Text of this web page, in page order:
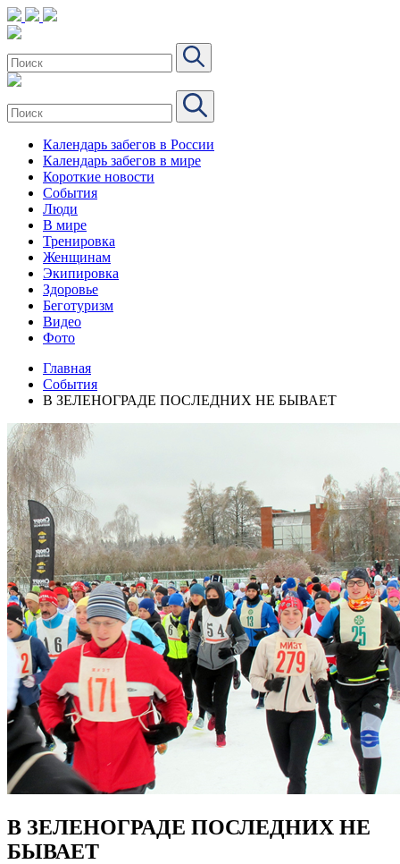
Календарь забегов в России
Календарь забегов в мире
Короткие новости
События
Люди
В мире
Тренировка
Женщинам
Экипировка
Здоровье
Беготуризм
Видео
Фото
Главная
События
В ЗЕЛЕНОГРАДЕ ПОСЛЕДНИХ НЕ БЫВАЕТ
В ЗЕЛЕНОГРАДЕ ПОСЛЕДНИХ НЕ
БЫВАЕТ